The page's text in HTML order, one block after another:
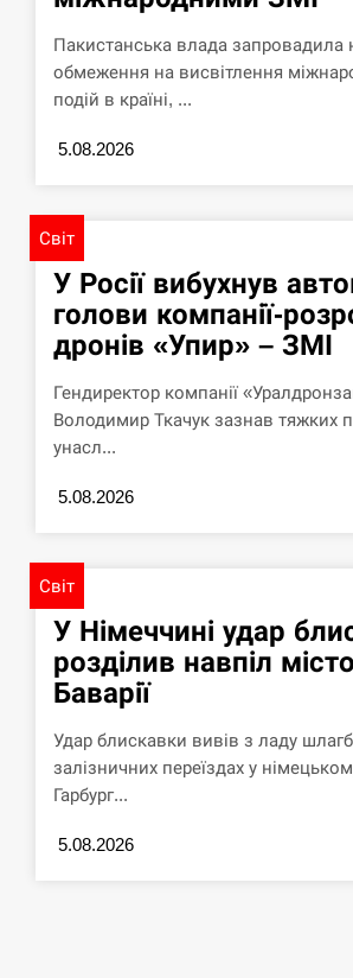
Пакистанська влада запровадила
обмеження на висвітлення
подій в країні, ...
5.08.2026
Світ
У Росії вибухнув
голови компанії-
дронів «Упир» – ЗМІ
Гендиректор компанії
Володимир Ткачук зазнав тяжких
унасл...
5.08.2026
Світ
У Німеччині удар
розділив навпіл
Баварії
Удар блискавки вивів з ладу
залізничних переїздах у
Гарбург...
5.08.2026